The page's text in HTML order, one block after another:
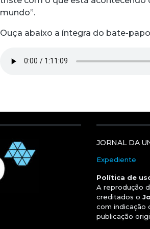
mundo”.
Ouça abaixo a íntegra do bate-
JORNAL DA
Expediente
Política de
A reprodução
creditados o
com indicação
publicação